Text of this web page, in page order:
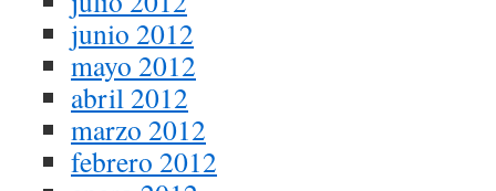
junio 2012
mayo 2012
abril 2012
marzo 2012
febrero 2012